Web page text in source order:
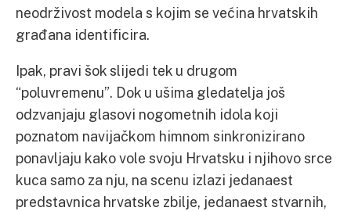
neodrživost modela s kojim se većina hrvatskih
građana identificira.
Ipak, pravi šok slijedi tek u drugom
“poluvremenu”. Dok u ušima gledatelja još
odzvanjaju glasovi nogometnih idola koji
poznatom navijačkom himnom sinkronizirano
ponavljaju kako vole svoju Hrvatsku i njihovo srce
kuca samo za nju, na scenu izlazi jedanaest
predstavnica hrvatske zbilje, jedanaest stvarnih,